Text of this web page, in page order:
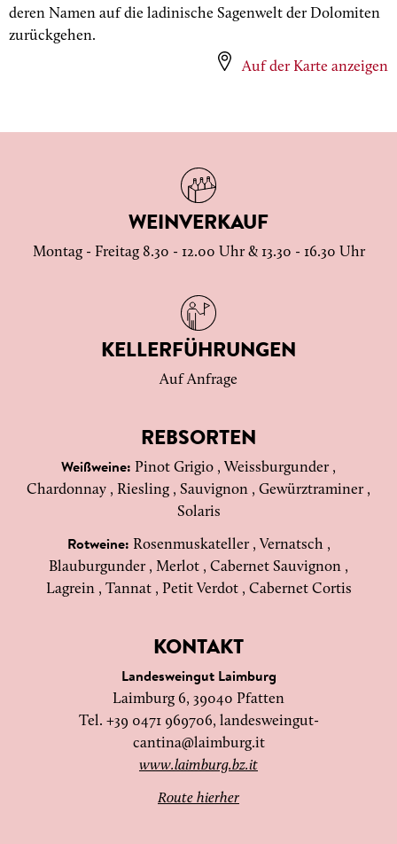
Auf der Karte anzeigen
deren Namen auf die ladinische Sagenwelt der Dolomiten
zurückgehen.
WEINVERKAUF
Montag - Freitag 8.30 - 12.00 Uhr & 13.30 - 16.30 Uhr
KELLERFÜHRUNGEN
Auf Anfrage
REBSORTEN
Weißweine: Pinot Grigio , Weissburgunder ,
Chardonnay , Riesling , Sauvignon , Gewürztraminer ,
Solaris
Rotweine: Rosenmuskateller , Vernatsch ,
Blauburgunder , Merlot , Cabernet Sauvignon ,
Lagrein , Tannat , Petit Verdot , Cabernet Cortis
KONTAKT
Landesweingut Laimburg
Laimburg 6, 39040 Pfatten
Tel. +39 0471 969706, landesweingut-
cantina@laimburg.it
www.laimburg.bz.it
Route hierher